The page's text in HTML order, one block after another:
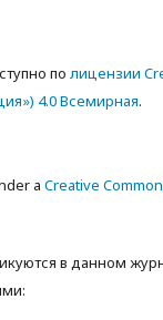
по лицензии
4.0 Всемирная.
a Creative
в данном